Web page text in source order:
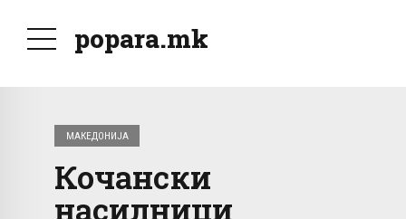
popara.mk
МАКЕДОНИЈА
Кочански
насилници